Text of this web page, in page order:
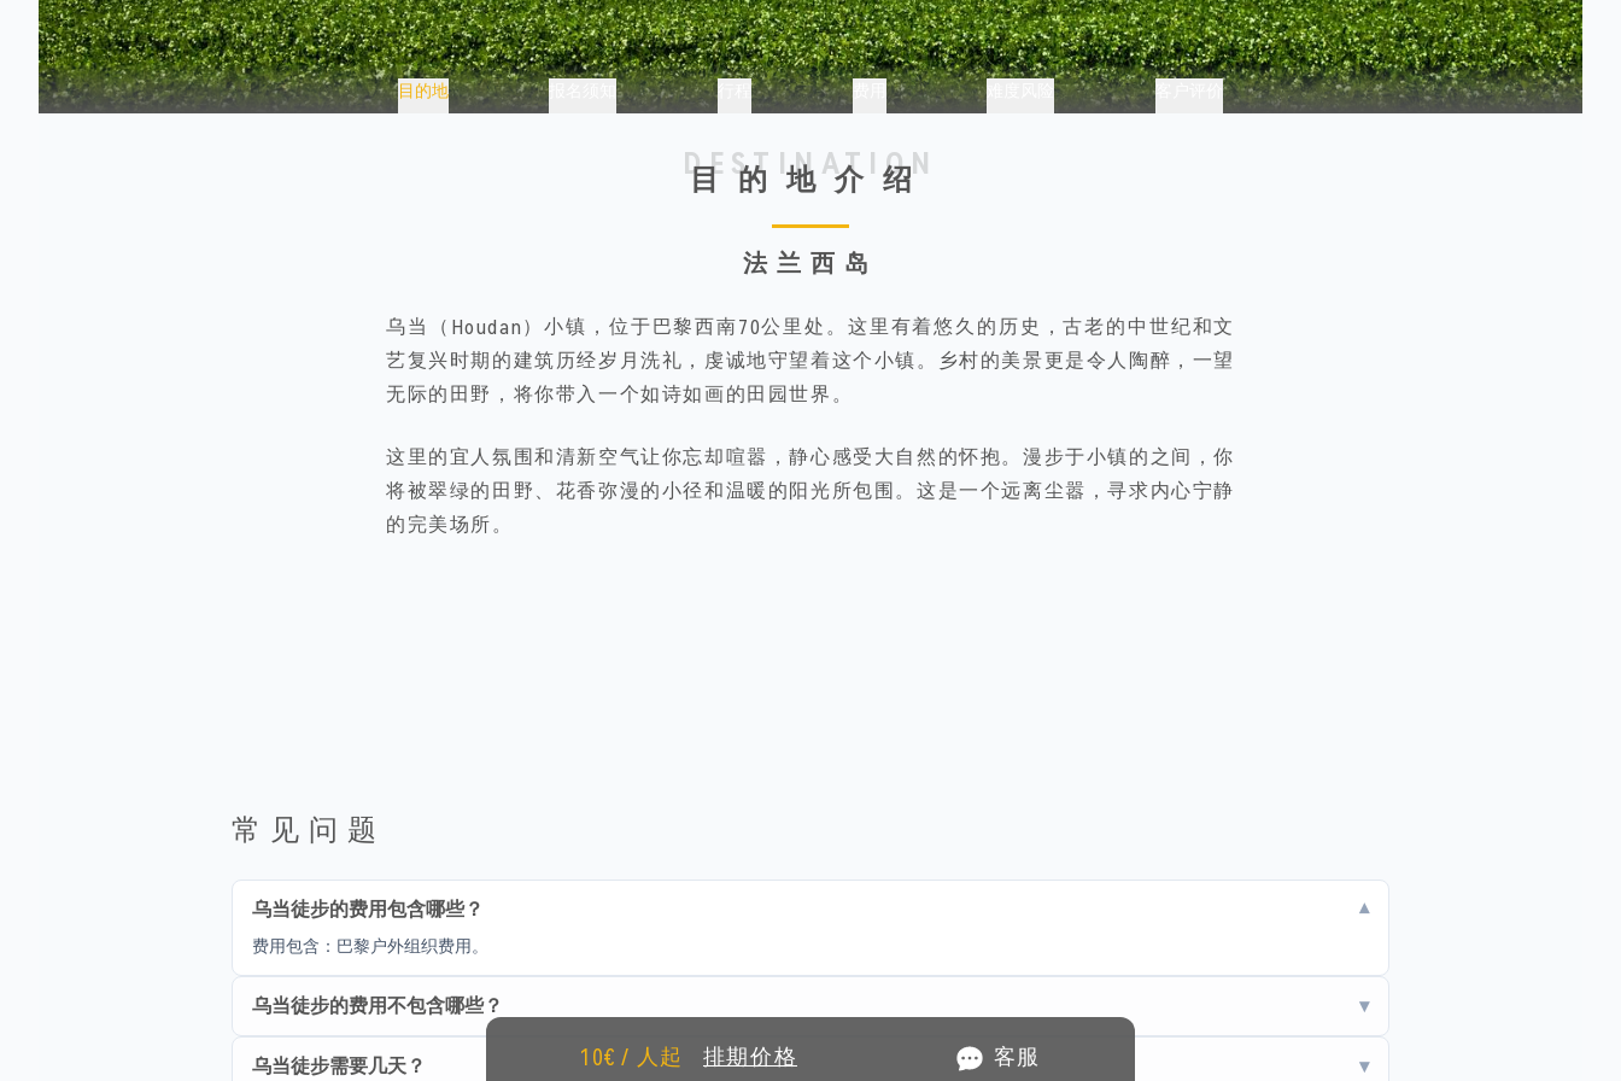
目的地 报名须知 行程 费用 难度风险 客户评价
DESTINATION
目的地介绍
法兰西岛
乌当（Houdan）小镇，位于巴黎西南70公里处。这里有着悠久的历史，古老的中世纪和文
艺复兴时期的建筑历经岁月洗礼，虔诚地守望着这个小镇。乡村的美景更是令人陶醉，一望
无际的田野，将你带入一个如诗如画的田园世界。
这里的宜人氛围和清新空气让你忘却喧嚣，静心感受大自然的怀抱。漫步于小镇的之间，你
将被翠绿的田野、花香弥漫的小径和温暖的阳光所包围。这是一个远离尘嚣，寻求内心宁静
的完美场所。
常见问题
乌当徒步的费用包含哪些？ ▾
费用包含：巴黎户外组织费用。
乌当徒步的费用不包含哪些？ ▾
乌当徒步需要几天？ ▾
10€ / 人起 排期价格 客服